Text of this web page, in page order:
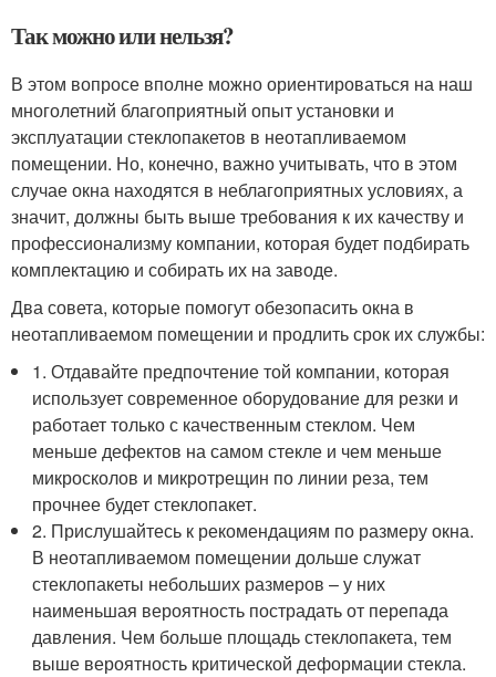
Так можно или нельзя?
В этом вопросе вполне можно ориентироваться на наш
многолетний благоприятный опыт установки и
эксплуатации стеклопакетов в неотапливаемом
помещении. Но, конечно, важно учитывать, что в этом
случае окна находятся в неблагоприятных условиях, а
значит, должны быть выше требования к их качеству и
профессионализму компании, которая будет подбирать
комплектацию и собирать их на заводе.
Два совета, которые помогут обезопасить окна в
неотапливаемом помещении и продлить срок их службы:
1. Отдавайте предпочтение той компании, которая
использует современное оборудование для резки и
работает только с качественным стеклом. Чем
меньше дефектов на самом стекле и чем меньше
микросколов и микротрещин по линии реза, тем
прочнее будет стеклопакет.
2. Прислушайтесь к рекомендациям по размеру окна.
В неотапливаемом помещении дольше служат
стеклопакеты небольших размеров – у них
наименьшая вероятность пострадать от перепада
давления. Чем больше площадь стеклопакета, тем
выше вероятность критической деформации стекла.